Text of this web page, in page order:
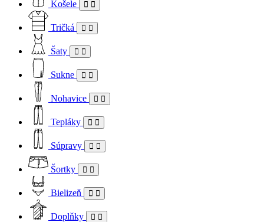
Košele
Tričká
Šaty
Sukne
Nohavice
Tepláky
Súpravy
Šortky
Bielizeň
Doplňky